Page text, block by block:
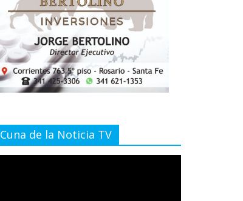
Cuna de la Noticia TV